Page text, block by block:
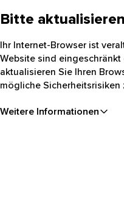
Bitte
Ihr Internet-Browser ist
Website sind
aktualisieren Sie Ihren
mögliche Sicherheitsrisiken
Weitere Informationen